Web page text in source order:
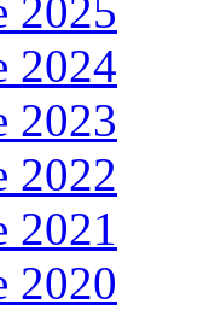
2025
2024
2023
2022
2021
2020